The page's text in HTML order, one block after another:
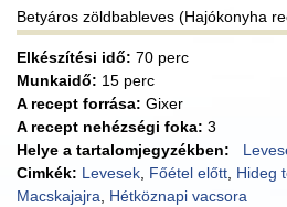
Betyáros zöldbableves (Hajókonyha
Elkészítési idő: 70 perc
Munkaidő: 15 perc
A recept forrása: Gixer
A recept nehézségi foka: 3
Helye a tartalomjegyzékben:
Cimkék: Levesek Főétel előtt Hideg
Macskajajra
Hétköznapi vacsora